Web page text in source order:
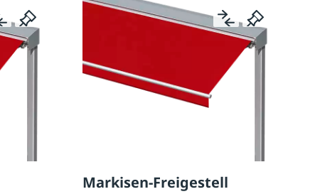
Markisen-Freigestell